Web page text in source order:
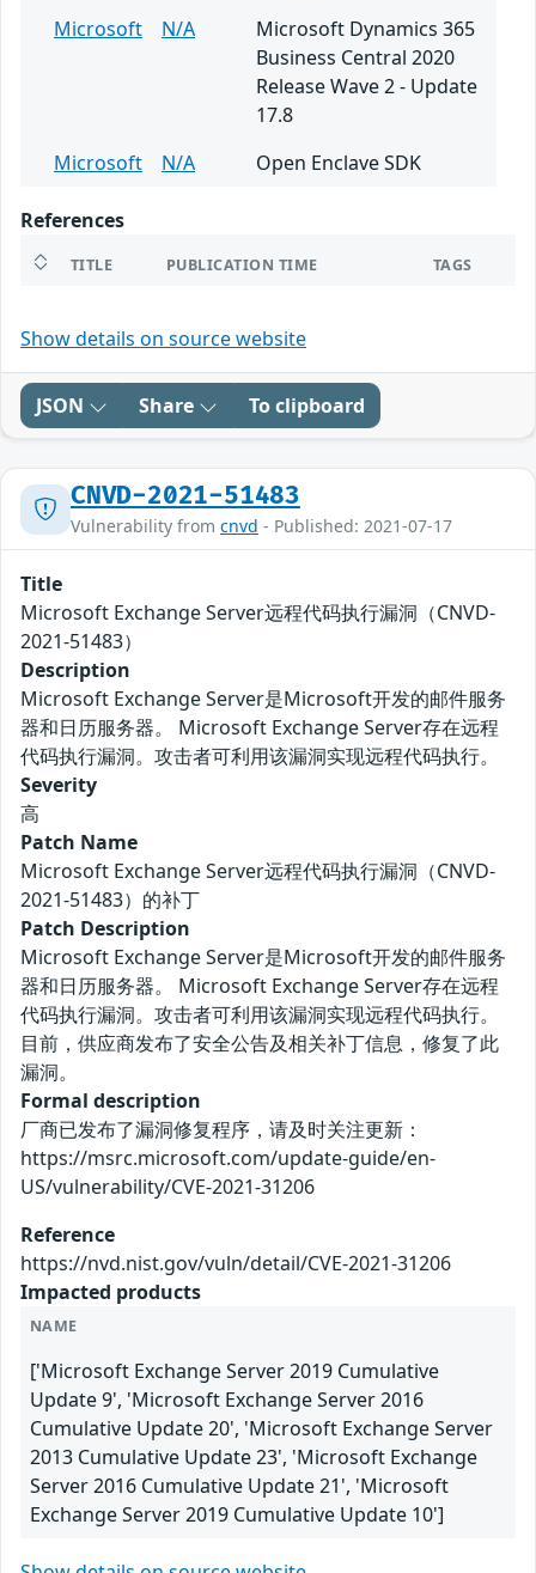
Microsoft
N/A
Microsoft Dynamics 365
Business Central 2020
Release Wave 2 - Update
17.8
Microsoft
N/A Open Enclave SDK
References
TITLE PUBLICATION TIME TAGS
Show details on source website
JSON Share To clipboard
CNVD-2021-51483
Vulnerability from cnvd - Published: 2021-07-17
Title
Microsoft Exchange Server远程代码执行漏洞（CNVD-
2021-51483）
Description
Microsoft Exchange Server是Microsoft开发的邮件服务
器和日历服务器。 Microsoft Exchange Server存在远程
代码执行漏洞。攻击者可利用该漏洞实现远程代码执行。
Severity
高
Patch Name
Microsoft Exchange Server远程代码执行漏洞（CNVD-
2021-51483）的补丁
Patch Description
Microsoft Exchange Server是Microsoft开发的邮件服务
器和日历服务器。 Microsoft Exchange Server存在远程
代码执行漏洞。攻击者可利用该漏洞实现远程代码执行。
目前，供应商发布了安全公告及相关补丁信息，修复了此
漏洞。
Formal description
厂商已发布了漏洞修复程序，请及时关注更新：
https://msrc.microsoft.com/update-guide/en-
US/vulnerability/CVE-2021-31206
Reference
https://nvd.nist.gov/vuln/detail/CVE-2021-31206
Impacted products
NAME
['Microsoft Exchange Server 2019 Cumulative
Update 9', 'Microsoft Exchange Server 2016
Cumulative Update 20', 'Microsoft Exchange Server
2013 Cumulative Update 23', 'Microsoft Exchange
Server 2016 Cumulative Update 21', 'Microsoft
Exchange Server 2019 Cumulative Update 10']